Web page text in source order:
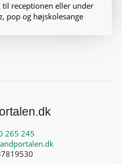
receptionen eller under
pop og højskolesange
265 245